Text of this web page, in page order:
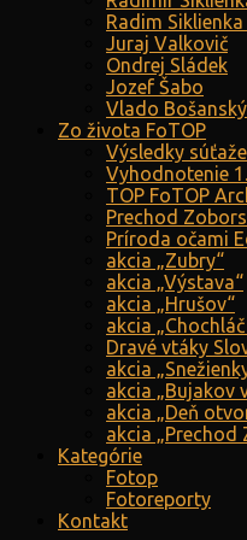
Radim Siklienka
Juraj Valkovič
Ondrej Sládek
Jozef Šabo
Vlado Bošanský
Zo života FoTOP
Výsledky
Vyhodnotenie
TOP FoTOP
Prechod
Príroda očami
akcia „Zubry“
akcia „Výstava“
akcia „Hrušov“
akcia
Dravé vtáky
akcia
akcia „Bujakov
akcia „Deň
akcia „Prechod
Kategórie
Fotop
Fotoreporty
Kontakt